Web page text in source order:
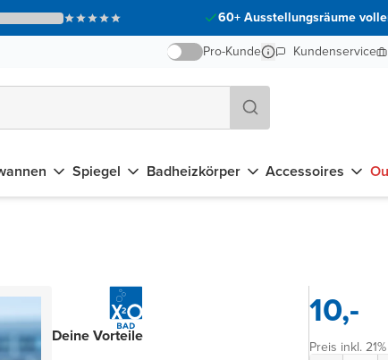
60+ Ausstellungsräume
Pro-Kunde
Kundenservice
Spiegel Badheizkörper Accessoires
Deine Vorteile
10,-
Preis inkl.